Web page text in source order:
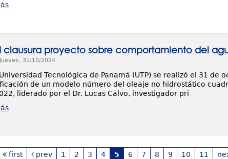
clausura proyecto sobre comportamiento del
31/10/2024
Tecnológica de Panamá (UTP) se realizó el 31
de un modelo número del oleaje no hidrostático
liderado por el Dr. Lucas Calvo, investigador pri
first prev 1 2 3 4 5 6 7 8 9 10 11